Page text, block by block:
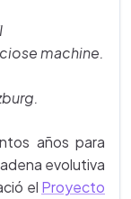
machine.
años para
evolutiva
el Proyecto